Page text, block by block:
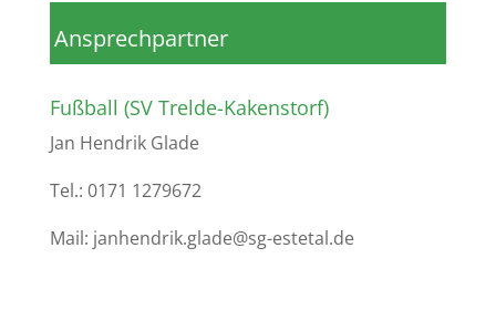
Ansprechpartner
Fußball (SV Trelde-Kakenstorf)
Jan Hendrik Glade
Tel.: 0171 1279672
Mail: janhendrik.glade@sg-estetal.de